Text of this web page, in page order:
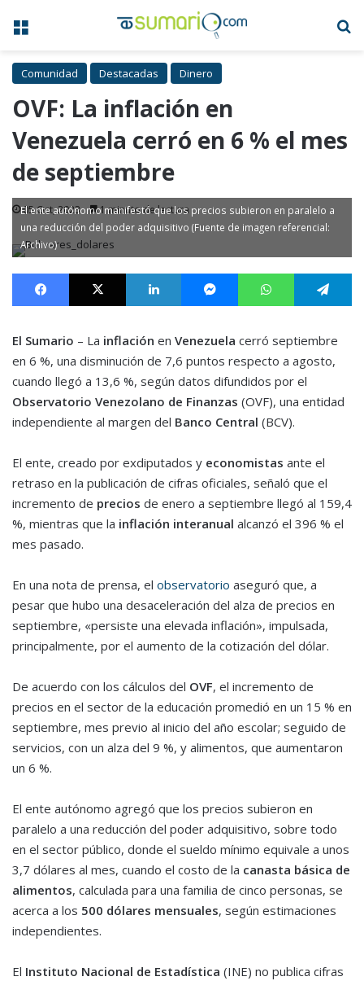
Menú
Comunidad Destacadas Dinero
OVF: La inflación en
Venezuela cerró en 6 % el mes
de septiembre
05 Oct, 2023 1 minuto de lectura
El ente autónomo manifestó que los precios subieron en paralelo a
una reducción del poder adquisitivo (Fuente de imagen referencial:
Archivo)
Facebook X LinkedIn MessengerWhatsApp
El Sumario – La inflación en Venezuela cerró septiembre
en 6 %, una disminución de 7,6 puntos respecto a agosto,
cuando llegó a 13,6 %, según datos difundidos por el
Observatorio Venezolano de Finanzas (OVF), una entidad
independiente al margen del Banco Central (BCV).
El ente, creado por exdiputados y economistas ante el
retraso en la publicación de cifras oficiales, señaló que el
incremento de precios de enero a septiembre llegó al 159,4
%, mientras que la inflación interanual alcanzó el 396 % el
mes pasado.
En una nota de prensa, el observatorio aseguró que, a
pesar que hubo una desaceleración del alza de precios en
septiembre, «persiste una elevada inflación», impulsada,
principalmente, por el aumento de la cotización del dólar.
De acuerdo con los cálculos del OVF, el incremento de
precios en el sector de la educación promedió en un 15 % en
septiembre, mes previo al inicio del año escolar; seguido de
servicios, con un alza del 9 %, y alimentos, que aumentaron
un 6 %.
El ente autónomo agregó que los precios subieron en
paralelo a una reducción del poder adquisitivo, sobre todo
en el sector público, donde el sueldo mínimo equivale a unos
3,7 dólares al mes, cuando el costo de la canasta básica de
alimentos, calculada para una familia de cinco personas, se
acerca a los 500 dólares mensuales, según estimaciones
independientes.
El Instituto Nacional de Estadística (INE) no publica cifras